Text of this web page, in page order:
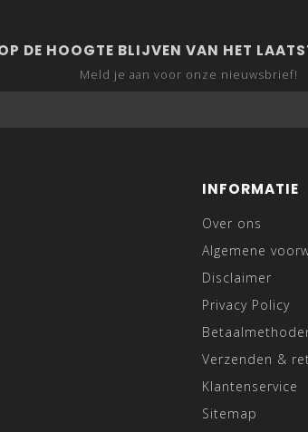
DE HOOGTE BLIJVEN VAN HET
Meld je aan voor onze nieuwsbrief!
INFORMATIE
Over ons
Algemene
Disclaimer
Privacy Policy
Verzenden &
Klantenservice
Sitemap